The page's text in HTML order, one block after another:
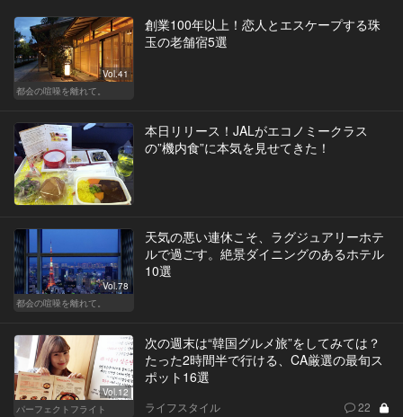
Vol.41
都会の喧噪を離れて。
創業100年以上！恋人とエスケープする珠
玉の老舗宿5選
本日リリース！JALがエコノミークラス
の”機内食”に本気を見せてきた！
Vol.78
都会の喧噪を離れて。
天気の悪い連休こそ、ラグジュアリーホテ
ルで過ごす。絶景ダイニングのあるホテル
10選
Vol.12
パーフェクトフライト
次の週末は“韓国グルメ旅”をしてみては？
たった2時間半で行ける、CA厳選の最旬ス
ポット16選
ライフスタイル 22